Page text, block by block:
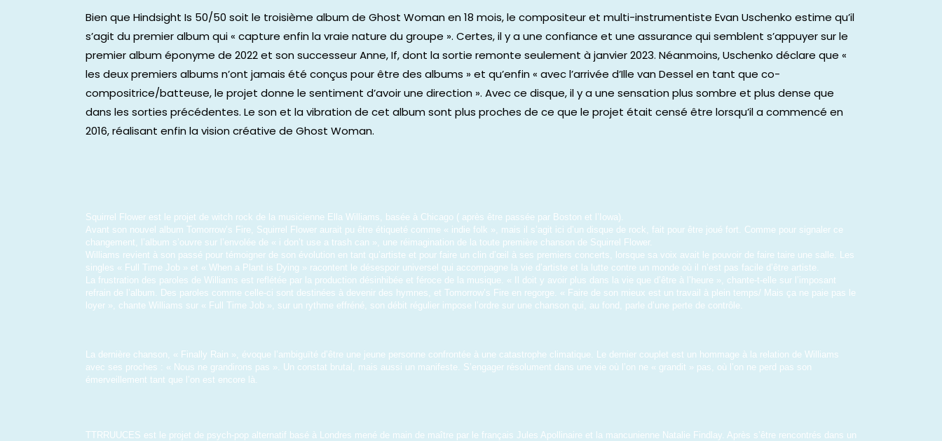
Bien que Hindsight Is 50/50 soit le troisième album de Ghost Woman en 18 mois, le compositeur et multi-instrumentiste Evan Uschenko estime qu’il
s’agit du premier album qui « capture enfin la vraie nature du groupe ». Certes, il y a une confiance et une assurance qui semblent s’appuyer sur le
premier album éponyme de 2022 et son successeur Anne, If, dont la sortie remonte seulement à janvier 2023. Néanmoins, Uschenko déclare que «
les deux premiers albums n’ont jamais été conçus pour être des albums » et qu’enfin « avec l’arrivée d’Ille van Dessel en tant que co-
compositrice/batteuse, le projet donne le sentiment d’avoir une direction ». Avec ce disque, il y a une sensation plus sombre et plus dense que
dans les sorties précédentes. Le son et la vibration de cet album sont plus proches de ce que le projet était censé être lorsqu’il a commencé en
2016, réalisant enfin la vision créative de Ghost Woman.
Squirrel Flower est le projet de witch rock de la musicienne Ella Williams, basée à Chicago ( après être passée par Boston et l’Iowa).
Avant son nouvel album Tomorrow’s Fire, Squirrel Flower aurait pu être étiqueté comme « indie folk », mais il s’agit ici d’un disque de rock, fait pour être joué fort. Comme pour signaler ce
changement, l’album s’ouvre sur l’envolée de « i don’t use a trash can », une réimagination de la toute première chanson de Squirrel Flower.
Williams revient à son passé pour témoigner de son évolution en tant qu’artiste et pour faire un clin d’œil à ses premiers concerts, lorsque sa voix avait le pouvoir de faire taire une salle. Les
singles « Full Time Job » et « When a Plant is Dying » racontent le désespoir universel qui accompagne la vie d’artiste et la lutte contre un monde où il n’est pas facile d’être artiste.
La frustration des paroles de Williams est reflétée par la production désinhibée et féroce de la musique. « Il doit y avoir plus dans la vie que d’être à l’heure », chante-t-elle sur l’imposant
refrain de l’album. Des paroles comme celle-ci sont destinées à devenir des hymnes, et Tomorrow’s Fire en regorge. « Faire de son mieux est un travail à plein temps/ Mais ça ne paie pas le
loyer », chante Williams sur « Full Time Job », sur un rythme effréné, son débit régulier impose l’ordre sur une chanson qui, au fond, parle d’une perte de contrôle.
La dernière chanson, « Finally Rain », évoque l’ambiguïté d’être une jeune personne confrontée à une catastrophe climatique. Le dernier couplet est un hommage à la relation de Williams
avec ses proches : « Nous ne grandirons pas ». Un constat brutal, mais aussi un manifeste. S’engager résolument dans une vie où l’on ne « grandit » pas, où l’on ne perd pas son
émerveillement tant que l’on est encore là.
TTRRUUCES est le projet de psych-pop alternatif basé à Londres mené de main de maître par le français Jules Apollinaire et la mancunienne Natalie Findlay. Après s’être rencontrés dans un